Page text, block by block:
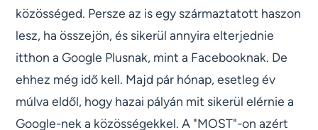
közösséged. Persze az is egy származtatott haszon
lesz, ha összejön, és sikerül annyira elterjednie
itthon a Google Plusnak, mint a Facebooknak. De
ehhez még idő kell. Majd pár hónap, esetleg év
múlva eldől, hogy hazai pályán mit sikerül elérnie a
Google-nek a közösségekkel. A "MOST"-on azért